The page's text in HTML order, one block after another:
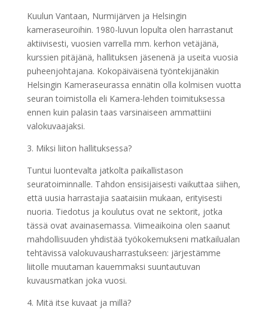
Kuulun Vantaan, Nurmijärven ja Helsingin
kameraseuroihin. 1980-luvun lopulta olen harrastanut
aktiivisesti, vuosien varrella mm. kerhon vetäjänä,
kurssien pitäjänä, hallituksen jäsenenä ja useita vuosia
puheenjohtajana. Kokopäiväisenä työntekijänäkin
Helsingin Kameraseurassa ennätin olla kolmisen vuotta
seuran toimistolla eli Kamera-lehden toimituksessa
ennen kuin palasin taas varsinaiseen ammattiini
valokuvaajaksi.
3. Miksi liiton hallituksessa?
Tuntui luontevalta jatkolta paikallistason
seuratoiminnalle. Tahdon ensisijaisesti vaikuttaa siihen,
että uusia harrastajia saataisiin mukaan, erityisesti
nuoria. Tiedotus ja koulutus ovat ne sektorit, jotka
tässä ovat avainasemassa. Viimeaikoina olen saanut
mahdollisuuden yhdistää työkokemukseni matkailualan
tehtävissä valokuvausharrastukseen: järjestämme
liitolle muutaman kauemmaksi suuntautuvan
kuvausmatkan joka vuosi.
4. Mitä itse kuvaat ja millä?